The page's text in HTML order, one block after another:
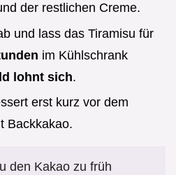
der restlichen Creme.
und lass das Tiramisu für
im Kühlschrank
lohnt sich.
erst kurz vor dem
Backkakao.
den Kakao zu früh